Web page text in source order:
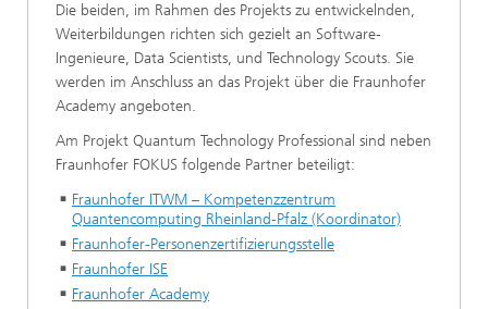
Die beiden, im Rahmen des Projekts zu entwickelnden,
Weiterbildungen richten sich gezielt an Software-
Ingenieure, Data Scientists, und Technology Scouts. Sie
werden im Anschluss an das Projekt über die Fraunhofer
Academy angeboten.
Am Projekt Quantum Technology Professional sind neben
Fraunhofer FOKUS folgende Partner beteiligt:
Fraunhofer ITWM – Kompetenzzentrum
Quantencomputing Rheinland-Pfalz (Koordinator)
Fraunhofer-Personenzertifizierungsstelle
Fraunhofer ISE
Fraunhofer Academy